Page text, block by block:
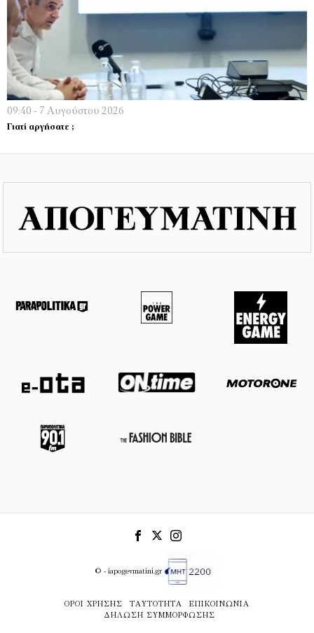
09:40 - 7 Αυγούστου 2026
Γιατί αργήσατε ;
© - iapogevmatini.gr
ΌΡΟΙ ΧΡΉΣΗΣ ΤΑΥΤΌΤΗΤΑ
ΕΠΙΚΟΙΝΩΝΊΑ
ΔΉΛΩΣΗ ΣΥΜΜΌΡΦΩΣΗΣ